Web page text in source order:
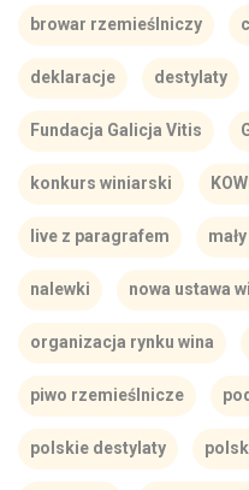
browar rzemieślniczy
deklaracje destylaty
Fundacja Galicja Vitis
konkurs winiarski
live z paragrafem
nalewki nowa ustawa
organizacja rynku wina
piwo rzemieślnicze
polskie destylaty